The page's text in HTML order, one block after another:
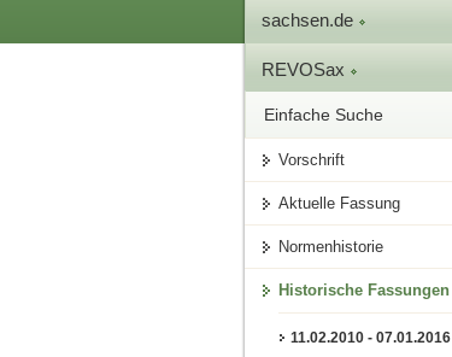
sachsen.de
REVOSax
Einfache Suche
Vorschrift
Aktuelle Fassung
Normenhistorie
Historische Fassungen
11.02.2010 - 07.01.2016